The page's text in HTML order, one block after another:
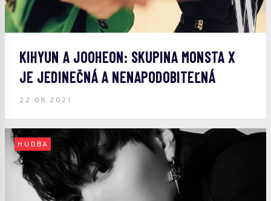
KIHYUN A JOOHEON: SKUPINA MONSTA X
JE JEDINEČNÁ A NENAPODOBITEĽNÁ
22.08.2021
HUDBA